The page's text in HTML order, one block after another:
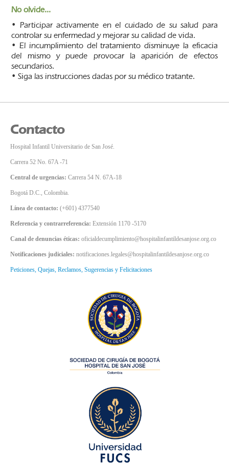
No olvide...
• Participar activamente en el cuidado de su salud para
controlar su enfermedad y mejorar su calidad de vida.
• El incumplimiento del tratamiento disminuye la eficacia
del mismo y puede provocar la aparición de efectos
secundarios.
• Siga las instrucciones dadas por su médico tratante.
Contacto
Hospital Infantil Universitario de San José.
Carrera 52 No. 67A -71
Central de urgencias: Carrera 54 N. 67A-18
Bogotá D.C., Colombia.
Línea de contacto: (+601) 4377540
Referencia y contrarreferencia: Extensión 1170 -5170
Canal de denuncias éticas: oficialdecumplimiento@hospitalinfantildesanjose.org.co
Notificaciones judiciales: notificaciones.legales@hospitalinfantildesanjose.org.co
Peticiones, Quejas, Reclamos, Sugerencias y Felicitaciones